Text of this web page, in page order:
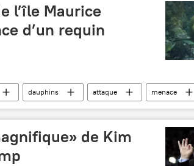
l’île Maurice
d’un requin
dauphins attaque
menace
de Kim